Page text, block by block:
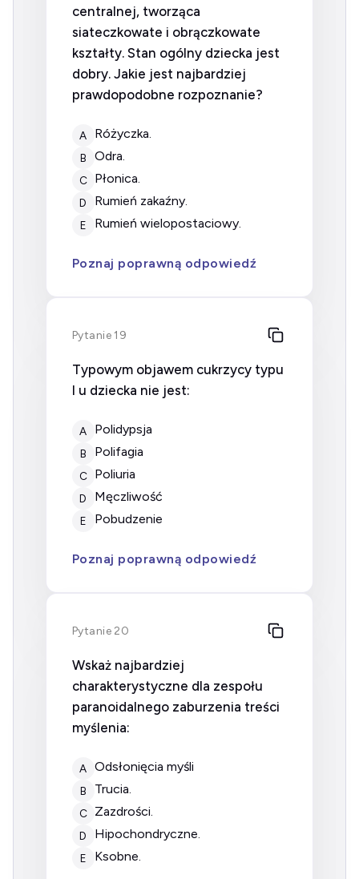
centralnej, tworząca
siateczkowate i obrączkowate
kształty. Stan ogólny dziecka jest
dobry. Jakie jest najbardziej
prawdopodobne rozpoznanie?
A różyczka.
B odra.
C płonica.
D rumień zakaźny.
E rumień wielopostaciowy.
Poznaj poprawną odpowiedź
Pytanie 19
Typowym objawem cukrzycy typu
I u dziecka nie jest:
A polidypsja
B polifagia
C poliuria
D męczliwość
E pobudzenie
Poznaj poprawną odpowiedź
Pytanie 20
Wskaż najbardziej
charakterystyczne dla zespołu
paranoidalnego zaburzenia treści
myślenia:
A odsłonięcia myśli
B trucia.
C zazdrości.
D hipochondryczne.
E ksobne.